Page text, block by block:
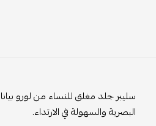
سليبر جلد مغلق للنساء من لورو
البصرية والسهولة في الارتداء.